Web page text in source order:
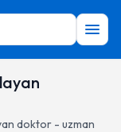
doktor - uzman